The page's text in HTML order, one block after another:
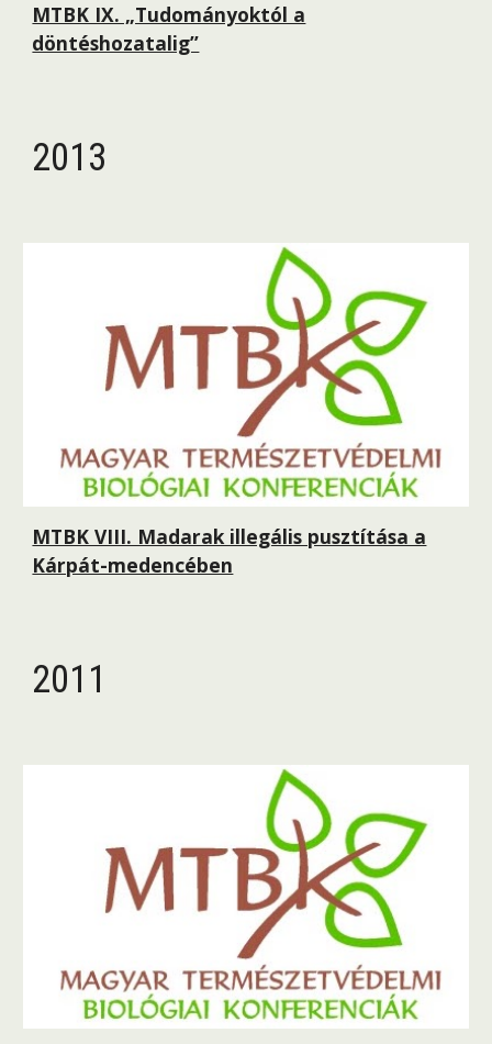
MTBK IX. „Tudományoktól a
döntéshozatalig”
2013
MTBK VIII. Madarak illegális pusztítása a
Kárpát-medencében
2011